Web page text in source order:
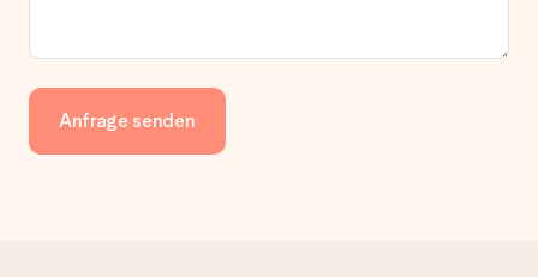
Anfrage senden